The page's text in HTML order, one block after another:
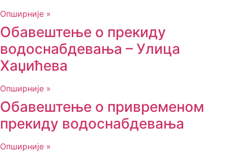
Опширније »
Обавештење о прекиду
водоснабдевања – Улица
Хаџићева
Опширније »
Обавештење о привременом
прекиду водоснабдевања
Опширније »